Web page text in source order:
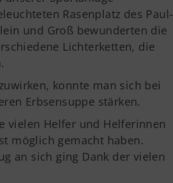
Rasenplatz des Paul-
und Groß bewunderten die
Lichterketten, die
konnte man sich bei
Erbsensuppe stärken.
vielen Helfer und Helferinnen
möglich gemacht haben.
an sich ging Dank der vielen